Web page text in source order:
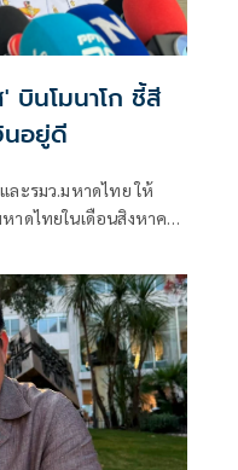
นโมนาโก ชี้สี
นอยู่ดี
ะรมว.มหาดไทย ให้
าดไทยในเดือนสิงหาคม